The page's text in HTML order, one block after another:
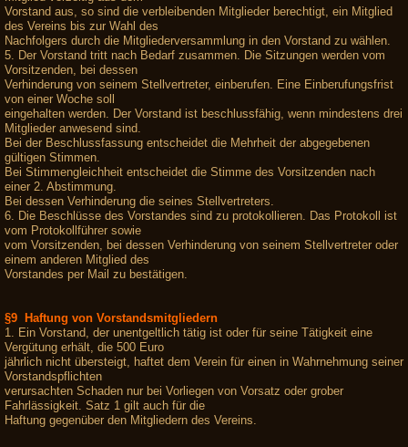
Vorstand aus, so sind die verbleibenden Mitglieder berechtigt, ein Mitglied
des Vereins bis zur Wahl des
Nachfolgers durch die Mitgliederversammlung in den Vorstand zu wählen.
5. Der Vorstand tritt nach Bedarf zusammen. Die Sitzungen werden vom
Vorsitzenden, bei dessen
Verhinderung von seinem Stellvertreter, einberufen. Eine Einberufungsfrist
von einer Woche soll
eingehalten werden. Der Vorstand ist beschlussfähig, wenn mindestens drei
Mitglieder anwesend sind.
Bei der Beschlussfassung entscheidet die Mehrheit der abgegebenen
gültigen Stimmen.
Bei Stimmengleichheit entscheidet die Stimme des Vorsitzenden nach
einer 2. Abstimmung.
Bei dessen Verhinderung die seines Stellvertreters.
6. Die Beschlüsse des Vorstandes sind zu protokollieren. Das Protokoll ist
vom Protokollführer sowie
vom Vorsitzenden, bei dessen Verhinderung von seinem Stellvertreter oder
einem anderen Mitglied des
Vorstandes per Mail zu bestätigen.
§9 Haftung von Vorstandsmitgliedern
1. Ein Vorstand, der unentgeltlich tätig ist oder für seine Tätigkeit eine
Vergütung erhält, die 500 Euro
jährlich nicht übersteigt, haftet dem Verein für einen in Wahrnehmung seiner
Vorstandspflichten
verursachten Schaden nur bei Vorliegen von Vorsatz oder grober
Fahrlässigkeit. Satz 1 gilt auch für die
Haftung gegenüber den Mitgliedern des Vereins.